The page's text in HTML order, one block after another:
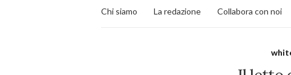
Chi siamo La redazione Collabora con noi